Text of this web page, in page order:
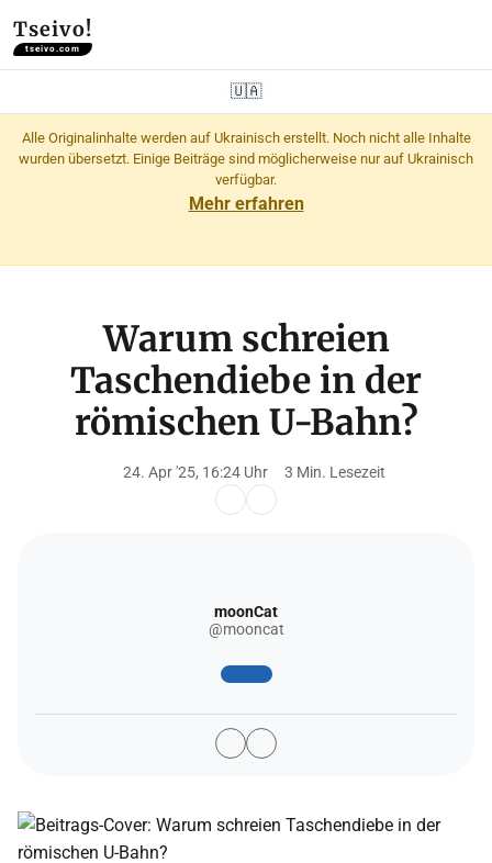
Tseivo!
tseivo.com
🇺🇦
Alle Originalinhalte werden auf Ukrainisch erstellt. Noch nicht alle Inhalte
wurden übersetzt. Einige Beiträge sind möglicherweise nur auf Ukrainisch
verfügbar.
Mehr erfahren
Warum schreien
Taschendiebe in der
römischen U-Bahn?
24. Apr '25, 16:24 Uhr 3 Min. Lesezeit
moonCat
@mooncat